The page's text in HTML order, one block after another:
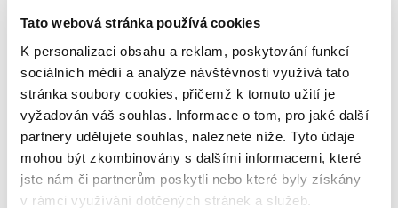
Tato webová stránka používá cookies
K personalizaci obsahu a reklam, poskytování funkcí
sociálních médií a analýze návštěvnosti využívá tato
stránka soubory cookies, přičemž k tomuto užití je
vyžadován váš souhlas. Informace o tom, pro jaké další
partnery udělujete souhlas, naleznete níže. Tyto údaje
mohou být zkombinovány s dalšími informacemi, které
jste nám či partnerům poskytli nebo které byly získány
v rámci využívání dotčených stránek a služeb.
Elegantní hodinky se díky Galaxy AI postarají o
kondici či kvalitní spánek. Svým designem se hodí i
k šatům či obleku.
7 999 Kč Zobrazit více